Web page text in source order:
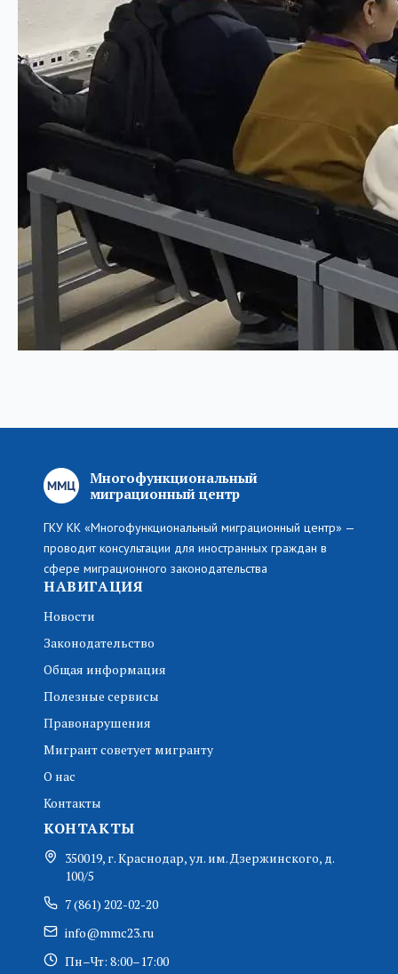
Многофункциональный
миграционный центр
ГКУ КК «Многофункциональный миграционный центр» —
проводит консультации для иностранных граждан в
сфере миграционного законодательства
НАВИГАЦИЯ
Новости
Законодательство
Общая информация
Полезные сервисы
Правонарушения
Мигрант советует мигранту
О нас
Контакты
КОНТАКТЫ
350019, г. Краснодар, ул. им. Дзержинского, д.
100/5
7 (861) 202-02-20
info@mmc23.ru
Пн–Чт: 8:00–17:00